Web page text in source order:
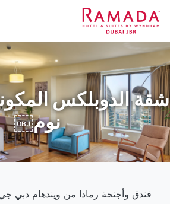
شقة الدوبلكس
نوم￼
فندق وأجنحة رمادا من ويندهام دبي